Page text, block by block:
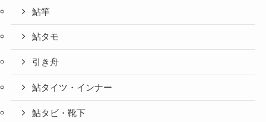
鮎竿
鮎タモ
引き舟
鮎タイツ・インナー
鮎タビ・靴下